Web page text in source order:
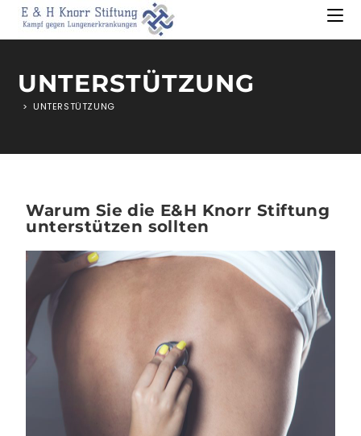
UNTERSTÜTZUNG
> UNTERSTÜTZUNG
Warum Sie die E&H Knorr Stiftung
unterstützen sollten